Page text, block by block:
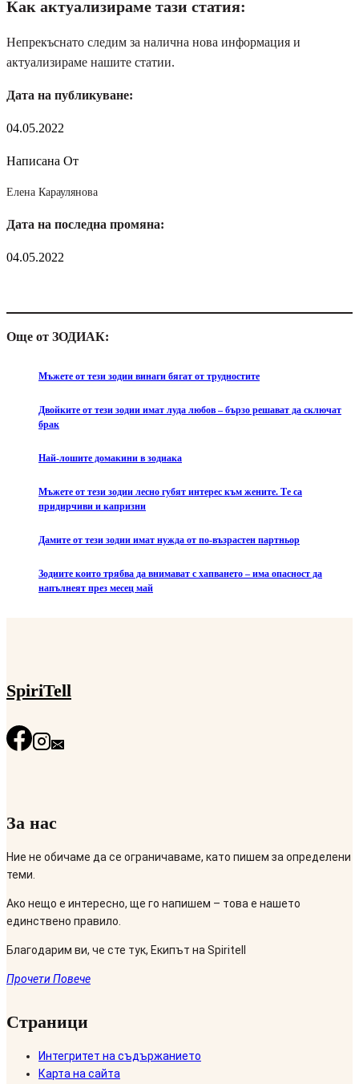
Как актуализираме тази статия:
Непрекъснато следим за налична нова информация и
актуализираме нашите статии.
Дата на публикуване:
04.05.2022
Написана От
Елена Караулянова
Дата на последна промяна:
04.05.2022
Още от ЗОДИАК:
Мъжете от тези зодии винаги бягат от трудностите
Двойките от тези зодии имат луда любов – бързо решават да сключат
брак
Най-лошите домакини в зодиака
Мъжете от тези зодии лесно губят интерес към жените. Те са
придирчиви и капризни
Дамите от тези зодии имат нужда от по-възрастен партньор
Зодиите които трябва да внимават с хапването – има опасност да
напълнеят през месец май
SpiriTell
За нас
Ние не обичаме да се ограничаваме, като пишем за определени
теми.
Ако нещо е интересно, ще го напишем – това е нашето
единствено правило.
Благодарим ви, че сте тук, Екипът на Spiritell
Прочети Повече
Страници
Интегритет на съдържанието
Карта на сайта